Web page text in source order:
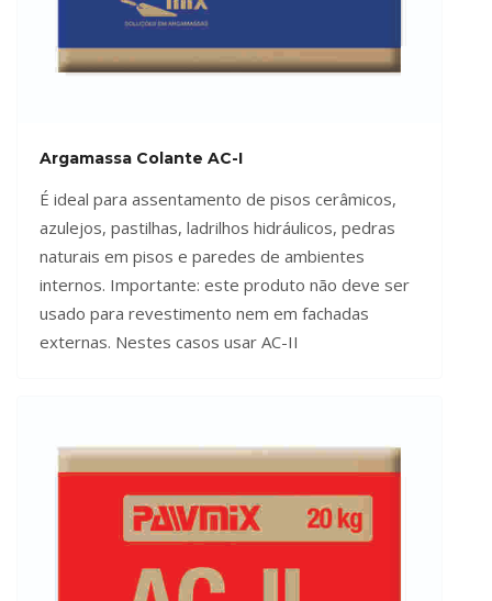
Argamassa Colante AC-I
É ideal para assentamento de pisos cerâmicos,
azulejos, pastilhas, ladrilhos hidráulicos, pedras
naturais em pisos e paredes de ambientes
internos. Importante: este produto não deve ser
usado para revestimento nem em fachadas
externas. Nestes casos usar AC-II